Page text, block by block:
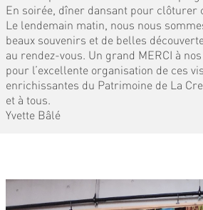
En soirée, dîner dansant pour clôturer
Le lendemain matin, nous nous
beaux souvenirs et de belles
au rendez-vous. Un grand MERCI à
pour l’excellente organisation de ces
enrichissantes du Patrimoine de La
et à tous.
Yvette Bâlé